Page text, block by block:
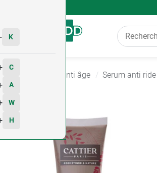
K
C
A
W
H
Soin anti rides et anti âge Serum anti ride